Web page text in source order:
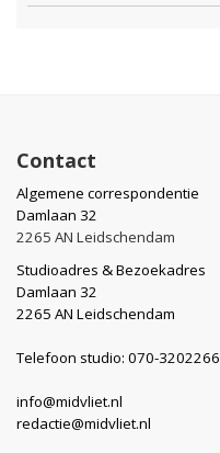
Contact
Algemene correspondentie
Damlaan 32
2265 AN Leidschendam
Studioadres & Bezoekadres
Damlaan 32
2265 AN Leidschendam
Telefoon studio: 070-3202266
info@midvliet.nl
redactie@midvliet.nl